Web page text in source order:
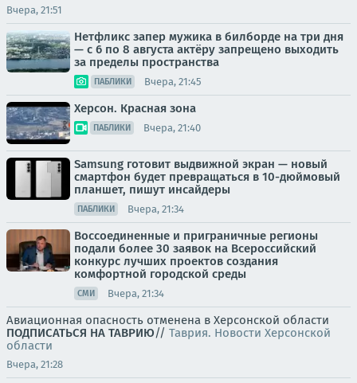
Вчера, 21:51
Нетфликс запер мужика в билборде на три дня
— с 6 по 8 августа актёру запрещено выходить
за пределы пространства
ПАБЛИКИ Вчера, 21:45
Херсон. Красная зона
ПАБЛИКИ Вчера, 21:40
Samsung готовит выдвижной экран — новый
смартфон будет превращаться в 10-дюймовый
планшет, пишут инсайдеры
ПАБЛИКИ Вчера, 21:34
Воссоединенные и приграничные регионы
подали более 30 заявок на Всероссийский
конкурс лучших проектов создания
комфортной городской среды
СМИ Вчера, 21:34
Авиационная опасность отменена в Херсонской области
ПОДПИСАТЬСЯ НА ТАВРИЮ// Таврия. Новости Херсонской
области
Вчера, 21:28